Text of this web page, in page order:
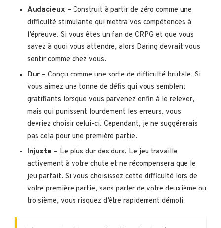
Audacieux – Construit à partir de zéro comme une
difficulté stimulante qui mettra vos compétences à
l’épreuve. Si vous êtes un fan de CRPG et que vous
savez à quoi vous attendre, alors Daring devrait vous
sentir comme chez vous.
Dur – Conçu comme une sorte de difficulté brutale. Si
vous aimez une tonne de défis qui vous semblent
gratifiants lorsque vous parvenez enfin à le relever,
mais qui punissent lourdement les erreurs, vous
devriez choisir celui-ci. Cependant, je ne suggérerais
pas cela pour une première partie.
Injuste – Le plus dur des durs. Le jeu travaille
activement à votre chute et ne récompensera que le
jeu parfait. Si vous choisissez cette difficulté lors de
votre première partie, sans parler de votre deuxième ou
troisième, vous risquez d’être rapidement démoli.